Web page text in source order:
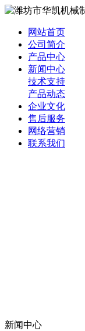
网站首页
公司简介
产品中心
新闻中心
技术支持
产品动态
企业文化
售后服务
网络营销
联系我们
新闻中心